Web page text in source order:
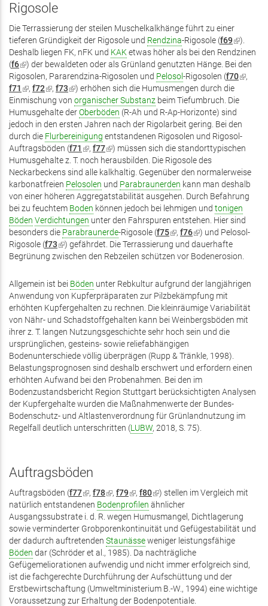
Rigosole
Die Terrassierung der steilen Muschelkalkhänge führt zu einer
tieferen Gründigkeit der Rigosole und Rendzina-Rigosole (f69(Link
ist
extern)
).
Deshalb liegen FK, nFK und KAKetwas höher als bei den Rendzinen
(f6(Link
ist
extern)
) der bewaldeten oder als Grünland genutzten Hänge. Bei den
Rigosolen, Pararendzina-Rigosolen und Pelosol-Rigosolen (f70(Link
extern)
,
f71 (Link
ist
extern)
, f72(Link
ist
extern)
, f73(Link
ist
extern)
) erhöhen sich die Humusmengen durch die
Einmischung von organischer Substanz beim Tiefumbruch. Die
Humusgehalte derOberböden (R-Ah und R-Ap-Horizonte) sind
jedoch in den ersten Jahren nach der Rigolarbeit gering. Bei den
durch die Flurbereinigung entstandenen Rigosolen und Rigosol-
Auftragsböden (f71 (Link
ist
extern)
, f77(Link
ist
extern)
) müssen sich die standorttypischen
Humusgehalte z. T. noch herausbilden. Die Rigosole des
Neckarbeckens sind alle kalkhaltig. Gegenüber den normalerweise
karbonatfreien Pelosolen und Parabraunerden kann man deshalb
von einer höheren Aggregatstabilität ausgehen. Durch Befahrung
bei zu feuchtem Boden können jedoch bei lehmigen und tonigen
Böden Verdichtungen unter den Fahrspuren entstehen. Hier sind
besonders die Parabraunerde-Rigosole (f75(Link
ist
extern)
, f76(Link
ist
extern)
) und Pelosol-
Rigosole (f73(Link
ist
) gefährdet. Die Terrassierung und dauerhafte
Begrünung zwischen den Rebzeilen schützen vor Bodenerosion.
Allgemein ist bei Böden unter Rebkultur aufgrund der langjährigen
Anwendung von Kupferpräparaten zur Pilzbekämpfung mit
erhöhten Kupfergehalten zu rechnen. Die kleinräumige Variabilität
von Nähr- und Schadstoffgehalten kann bei Weinbergsböden mit
ihrer z. T. langen Nutzungsgeschichte sehr hoch sein und die
ursprünglichen, gesteins- sowie reliefabhängigen
Bodenunterschiede völlig überprägen (Rupp & Tränkle, 1998).
Belastungsprognosen sind deshalb erschwert und erfordern einen
erhöhten Aufwand bei den Probenahmen. Bei den im
Bodenzustandsbericht Region Stuttgart berücksichtigten Analysen
der Kupfergehalte wurden die Maßnahmenwerte der Bundes-
Bodenschutz- und Altlastenverordnung für Grünlandnutzung im
Regelfall deutlich unterschritten (LUBW, 2018, S. 75).
Auftragsböden
Auftragsböden (f77(Link
ist
extern)
, f78(Link
ist
extern)
, f79(Link
ist
extern)
, f80(Link
ist
extern)
) stellen im Vergleich mit
natürlich entstandenen Bodenprofilen ähnlicher
Ausgangssubstrate i. d. R. wegen Humusmangel, Dichtlagerung
sowie verminderter Grobporenkontinuität und Gefügestabilität und
der dadurch auftretenden Staunässeweniger leistungsfähige
Böden dar (Schröder et al., 1985). Da nachträgliche
Gefügemeliorationen aufwendig und nicht immer erfolgreich sind,
ist die fachgerechte Durchführung der Aufschüttung und der
Erstbewirtschaftung (Umweltministerium B.-W., 1994) eine wichtige
Voraussetzung zur Erhaltung der Bodenpotentiale.